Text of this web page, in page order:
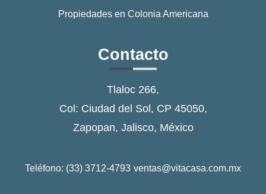
Propiedades en Colonia Americana
Contacto
Tlaloc 266,
Col: Ciudad del Sol, CP 45050,
Zapopan, Jalisco, México
Teléfono: (33) 3712-4793 ventas@vitacasa.com.mx